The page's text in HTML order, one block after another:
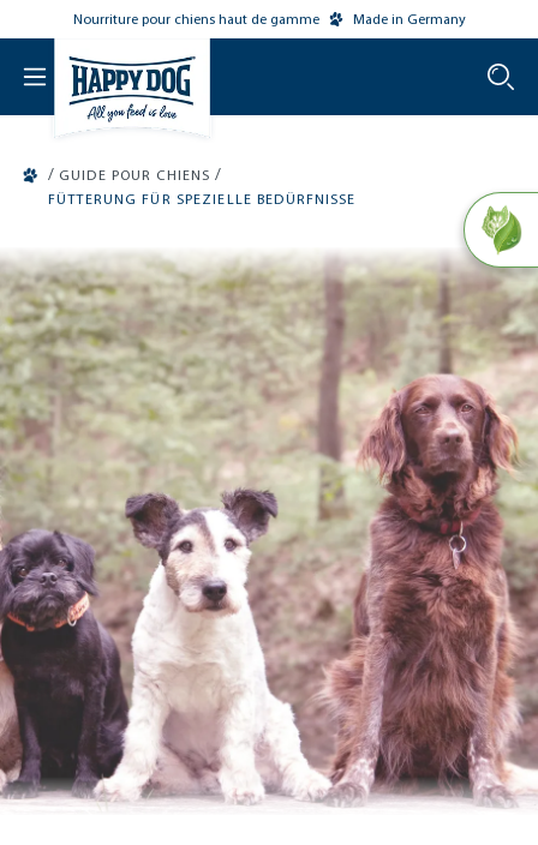
main contentNourriture pour chiens haut de gamme Made in Germany
/ GUIDE POUR CHIENS /
FÜTTERUNG FÜR SPEZIELLE BEDÜRFNISSE